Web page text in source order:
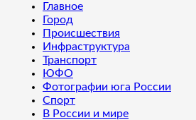
Главное
Город
Происшествия
Инфраструктура
Транспорт
ЮФО
Фотографии юга России
Спорт
В России и мире